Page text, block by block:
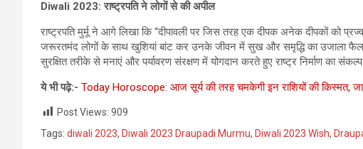
Diwali 2023: राष्‍ट्रपति ने लोगों से की अपील
राष्ट्रपति मुर्मू ने आगे लिखा कि “दीपावली पर जिस तरह एक दीपक अनेक दीपकों को
जरूरतमंद लोगों के साथ खुशियां बांट कर उनके जीवन में सुख और समृद्धि का उजाला
सुरक्षित तरीके से मनाएं और पर्यावरण संरक्षण में योगदान करते हुए राष्ट्र निर्माण का
ये भी पढ़े:- Today Horoscope: आज सूर्य की तरह चमकेगी इन राशियों की किस्मत,
Post Views: 909
Tags: diwali 2023, Diwali 2023 Draupadi Murmu, Diwali 2023 Wish,